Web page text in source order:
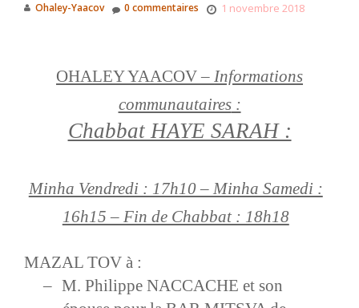
Ohaley-Yaacov 1 novembre 2018
0 commentaires
OHALEY YAACOV –Informations
communautaires:
Chabbat HAYE SARAH :
Minha Vendredi : 17h10 – Minha Samedi :
16h15 – Fin de Chabbat : 18h18
MAZAL TOV à :
– M. Philippe NACCACHE et son